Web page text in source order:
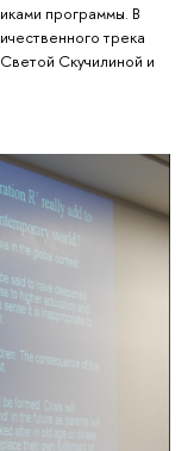
программы. В
трека
Скучилиной и